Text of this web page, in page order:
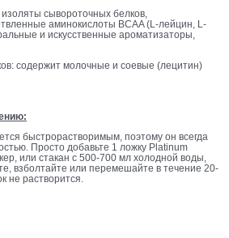
сывороточных белков,
аминокислоты BCAA (L-лейцин, L-
и искусственные ароматизаторы,
содержит молочные и соевые (лецитин)
быстрорастворимым, поэтому он всегда
Просто добавьте 1 ложку Platinum
или стакан с 500-700 мл холодной воды,
взболтайте или перемешайте в течение 20-
не растворится.